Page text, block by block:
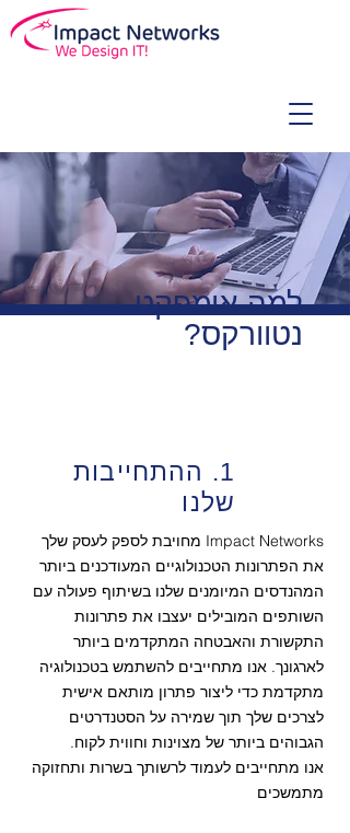
למה אימפקט
נטוורקס?
1. ההתחייבות
שלנו
Impact Networks מחויבת לספק לעסק שלך
את הפתרונות הטכנולוגיים המעודכנים ביותר
המהנדסים המיומנים שלנו בשיתוף פעולה עם
השותפים המובילים יעצבו את פתרונות
התקשורת והאבטחה המתקדמים ביותר
לארגונך. אנו מתחייבים להשתמש בטכנולוגיה
מתקדמת כדי ליצור פתרון מותאם אישית
לצרכים שלך תוך שמירה על הסטנדרטים
הגבוהים ביותר של מצוינות וחווית לקוח.
אנו מתחייבים לעמוד לרשותך בשרות ותחזוקה
מתמשכים